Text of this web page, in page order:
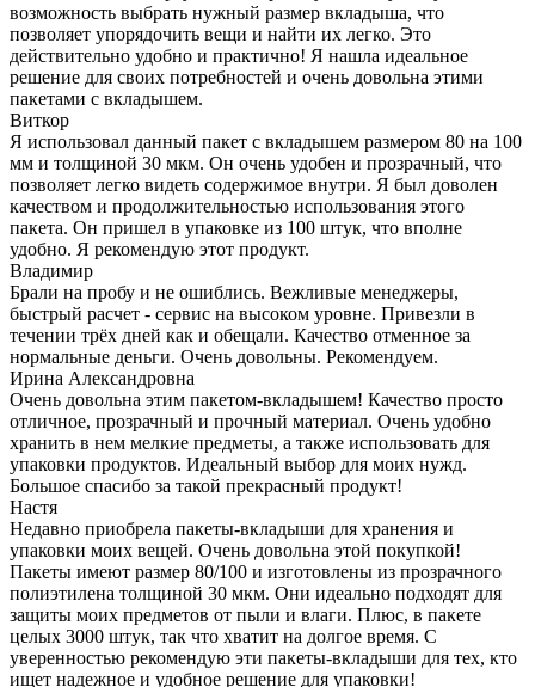
возможность выбрать нужный размер вкладыша, что
позволяет упорядочить вещи и найти их легко. Это
действительно удобно и практично! Я нашла идеальное
решение для своих потребностей и очень довольна этими
пакетами с вкладышем.
Виткор
Я использовал данный пакет с вкладышем размером 80 на 100
мм и толщиной 30 мкм. Он очень удобен и прозрачный, что
позволяет легко видеть содержимое внутри. Я был доволен
качеством и продолжительностью использования этого
пакета. Он пришел в упаковке из 100 штук, что вполне
удобно. Я рекомендую этот продукт.
Владимир
Брали на пробу и не ошиблись. Вежливые менеджеры,
быстрый расчет - сервис на высоком уровне. Привезли в
течении трёх дней как и обещали. Качество отменное за
нормальные деньги. Очень довольны. Рекомендуем.
Ирина Александровна
Очень довольна этим пакетом-вкладышем! Качество просто
отличное, прозрачный и прочный материал. Очень удобно
хранить в нем мелкие предметы, а также использовать для
упаковки продуктов. Идеальный выбор для моих нужд.
Большое спасибо за такой прекрасный продукт!
Настя
Недавно приобрела пакеты-вкладыши для хранения и
упаковки моих вещей. Очень довольна этой покупкой!
Пакеты имеют размер 80/100 и изготовлены из прозрачного
полиэтилена толщиной 30 мкм. Они идеально подходят для
защиты моих предметов от пыли и влаги. Плюс, в пакете
целых 3000 штук, так что хватит на долгое время. С
уверенностью рекомендую эти пакеты-вкладыши для тех, кто
ищет надежное и удобное решение для упаковки!